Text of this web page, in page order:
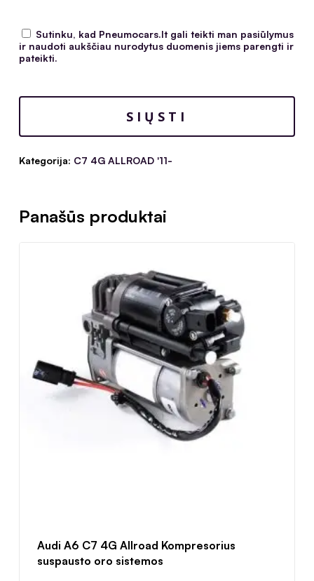
Sutinku, kad Pneumocars.lt gali teikti man pasiūlymus
ir naudoti aukščiau nurodytus duomenis jiems parengti ir
pateikti.
Kategorija: C7 4G ALLROAD '11-
Panašūs produktai
Audi A6 C7 4G Allroad Kompresorius
suspausto oro sistemos